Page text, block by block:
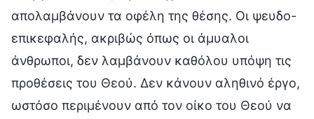
απολαμβάνουν τα οφέλη της θέσης. Οι ψευδο-
επικεφαλής, ακριβώς όπως οι άμυαλοι
άνθρωποι, δεν λαμβάνουν καθόλου υπόψη τις
προθέσεις του Θεού. Δεν κάνουν αληθινό έργο,
ωστόσο περιμένουν από τον οίκο του Θεού να